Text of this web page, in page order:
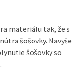
materiálu tak, že s
šošovky. Navyše
šošovky so